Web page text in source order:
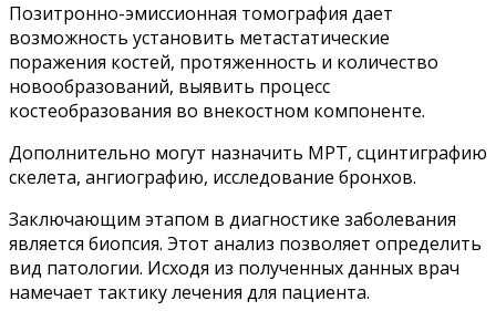
Позитронно-эмиссионная томография дает
возможность установить метастатические
поражения костей, протяженность и количество
новообразований, выявить процесс
костеобразования во внекостном компоненте.
Дополнительно могут назначить МРТ, сцинтиграфию
скелета, ангиографию, исследование бронхов.
Заключающим этапом в диагностике заболевания
является биопсия. Этот анализ позволяет определить
вид патологии. Исходя из полученных данных врач
намечает тактику лечения для пациента.